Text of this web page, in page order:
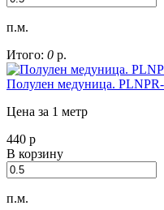
п.м.
Итого: 0 р.
Полулен медуница.
Цена за 1 метр
440 р
В корзину
п.м.